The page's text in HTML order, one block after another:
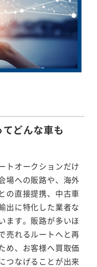
てどんな車も
トオークションだけ
場への販路や、海外
の直接提携、中古車
出に特化した業者な
ます。販路が多いほ
売れるルートへと再
め、お客様へ買取価
つなげることが出来